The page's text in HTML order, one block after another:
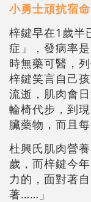
小勇士頑抗宿命
梓鍵早在1歲半
症」，發病率
時無藥可醫，
梓鍵笑言自己
流逝，肌肉會
輪椅代步，到
臟藥物，而且
杜興氏肌肉營
歲，而梓鍵今
力的，面對著
著……」